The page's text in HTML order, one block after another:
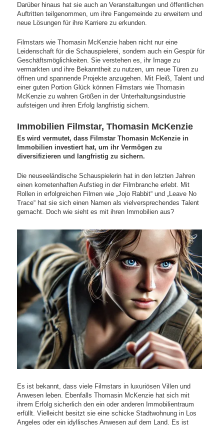
Darüber hinaus hat sie auch an Veranstaltungen und öffentlichen
Auftritten teilgenommen, um ihre Fangemeinde zu erweitern und
neue Lösungen für ihre Karriere zu erkunden.
Filmstars wie Thomasin McKenzie haben nicht nur eine
Leidenschaft für die Schauspielerei, sondern auch ein Gespür für
Geschäftsmöglichkeiten. Sie verstehen es, ihr Image zu
vermarkten und ihre Bekanntheit zu nutzen, um neue Türen zu
öffnen und spannende Projekte anzugehen. Mit Fleiß, Talent und
einer guten Portion Glück können Filmstars wie Thomasin
McKenzie zu wahren Größen in der Unterhaltungsindustrie
aufsteigen und ihren Erfolg langfristig sichern.
Immobilien Filmstar, Thomasin McKenzie
Es wird vermutet, dass Filmstar Thomasin McKenzie in
Immobilien investiert hat, um ihr Vermögen zu
diversifizieren und langfristig zu sichern.
Die neuseeländische Schauspielerin hat in den letzten Jahren
einen kometenhaften Aufstieg in der Filmbranche erlebt. Mit
Rollen in erfolgreichen Filmen wie „Jojo Rabbit“ und „Leave No
Trace“ hat sie sich einen Namen als vielversprechendes Talent
gemacht. Doch wie sieht es mit ihren Immobilien aus?
Es ist bekannt, dass viele Filmstars in luxuriösen Villen und
Anwesen leben. Ebenfalls Thomasin McKenzie hat sich mit
ihrem Erfolg sicherlich den ein oder anderen Immobilientraum
erfüllt. Vielleicht besitzt sie eine schicke Stadtwohnung in Los
Angeles oder ein idyllisches Anwesen auf dem Land. Es ist